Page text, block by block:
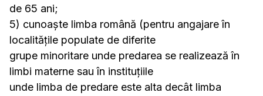
de 65 ani;
5) cunoaște limba română (pentru angajare în
localitățile populate de diferite
grupe minoritare unde predarea se realizează în
limbi materne sau în instituțiile
unde limba de predare este alta decât limba